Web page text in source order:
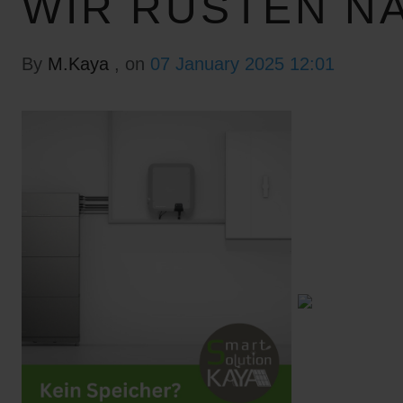
By M.Kaya , on 07 January 2025 12:01